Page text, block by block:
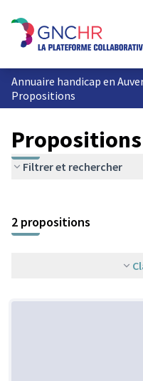
Annuaire handicap en
Propositions
Propositions
Filtrer et rechercher
2 propositions